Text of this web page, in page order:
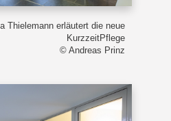
Thielemann erläutert die neue
KurzzeitPflege
© Andreas Prinz